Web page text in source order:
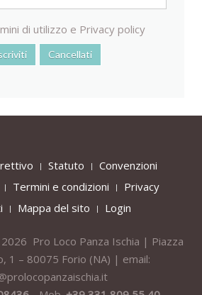
di utilizzo e Privacy policy
Statuto
Convenzioni
Termini e condizioni
Privacy
Mappa del sito Login
Pro Loco Panza Ischia | Piazza
1 – 80075 Forio (NA) | email: